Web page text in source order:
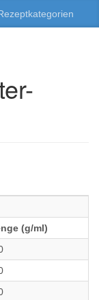
(g/ml)